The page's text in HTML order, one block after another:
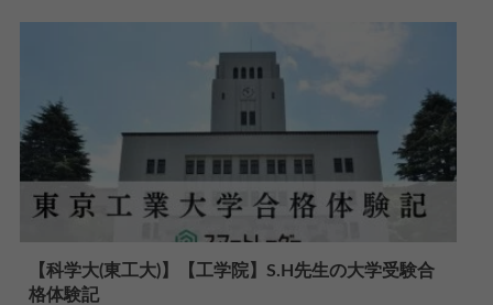
【科学大(東工大)】【工学院】S.H先生の大学受験合
格体験記